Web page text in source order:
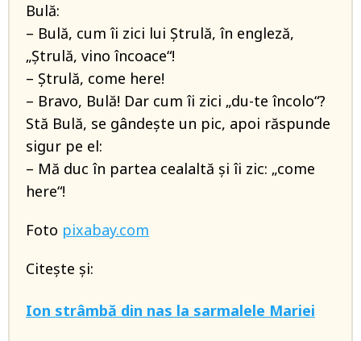
Bulă:
– Bulă, cum îi zici lui Ştrulă, în engleză,
„Ştrulă, vino încoace“!
– Ştrulă, come here!
– Bravo, Bulă! Dar cum îi zici „du-te încolo“?
Stă Bulă, se gândeşte un pic, apoi răspunde
sigur pe el:
– Mă duc în partea cealaltă şi îi zic: „come
here“!
Foto pixabay.com
Citește și:
Ion strâmbă din nas la sarmalele Mariei